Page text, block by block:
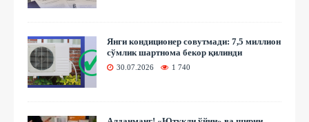
Янги кондиционер совутмади: 7,5 миллион
сўмлик шартнома бекор қилинди
30.07.2026 1 740